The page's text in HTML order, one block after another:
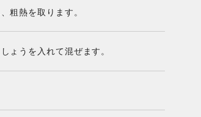
粗熱を取ります。
ょうを入れて混ぜます。